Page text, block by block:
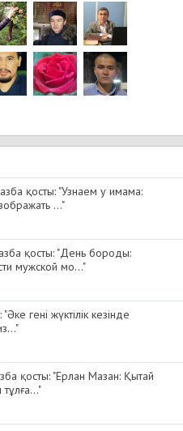
қосты: "Узнаем у имама:
..."
қосты: "День бороды:
мужской мо..."
гені жүктілік кезінде
қосты: "Ерлан Мазан: Қытай